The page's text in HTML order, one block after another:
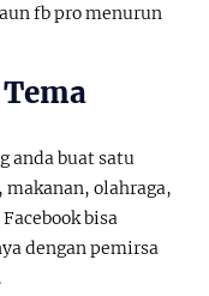
fb pro menurun
anda buat satu
olahraga,
bisa
dengan pemirsa